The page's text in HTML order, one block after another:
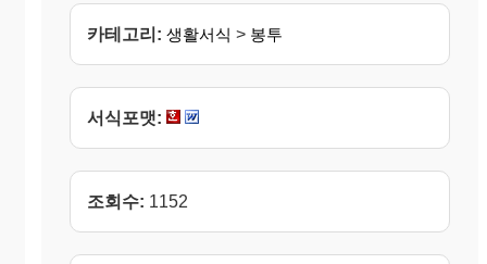
카테고리: 생활서식 > 봉투
서식포맷:
조회수: 1152